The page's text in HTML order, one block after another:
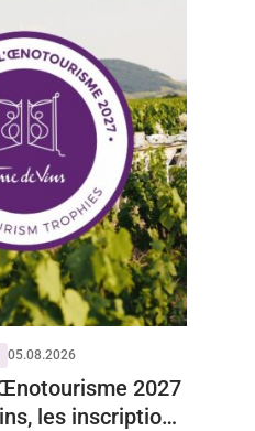
05.08.2026
2027
les inscriptions